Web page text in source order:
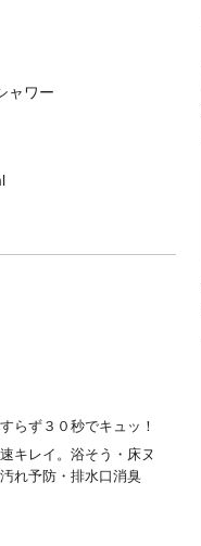
ャワー
らず３０秒でキュッ！
キレイ。浴そう・床ヌ
れ予防・排水口消臭